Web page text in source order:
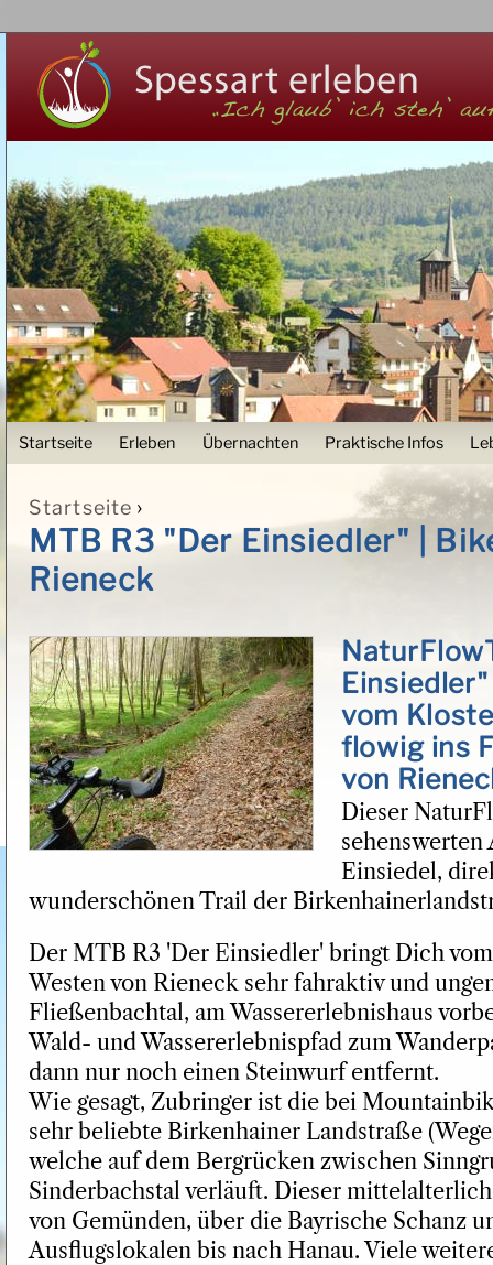
User menu
Startseite Erleben Übernachten Praktische Infos
Sie sind hier
Startseite ›
MTB R3 "Der Einsiedler" |
Rieneck
vom
flowig ins
von
Dieser
sehenswerten
Einsiedel,
wunderschönen Trail der
Der MTB R3 'Der Einsiedler' bringt Dich
Westen von Rieneck sehr fahraktiv und
Fließenbachtal, am Wassererlebnishaus
Wald- und Wassererlebnispfad zum
dann nur noch einen Steinwurf entfernt.
Wie gesagt, Zubringer ist die bei
sehr beliebte Birkenhainer Landstraße
welche auf dem Bergrücken zwischen
Sinderbachstal verläuft. Dieser
von Gemünden, über die Bayrische Schanz
Ausflugslokalen bis nach Hanau. Viele